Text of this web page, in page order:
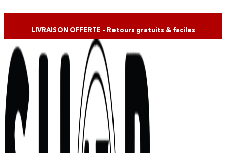
LIVRAISON OFFERTE – Retours gratuits & faciles